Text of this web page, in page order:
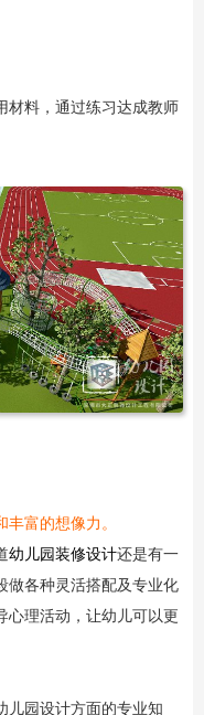
材料，通过练习达成教师
富的想像力。
幼儿园装修设计还是有一
做各种灵活搭配及专业化
心理活动，让幼儿可以更
儿园设计方面的专业知